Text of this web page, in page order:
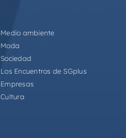
Medio ambiente
Moda
Sociedad
Los Encuentros de SGplus
Empresas
Cultura